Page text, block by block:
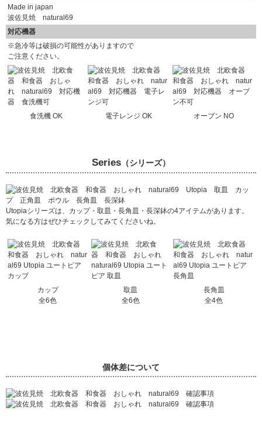
Made in japan
波佐見焼 natural69
対応機器
※急冷等は破損の可能性がありますので
ご注意ください。
食洗機 OK 電子レンジ OK オーブン NO
Series （シリーズ）
Utopiaシリーズは、カップ・取皿・長角皿・長深鉢の4アイテムがあります。
気になる方はぜひチェックしてみてくださいね。
カップ
全6色
取皿
全6色
長角皿
全4色
個体差について